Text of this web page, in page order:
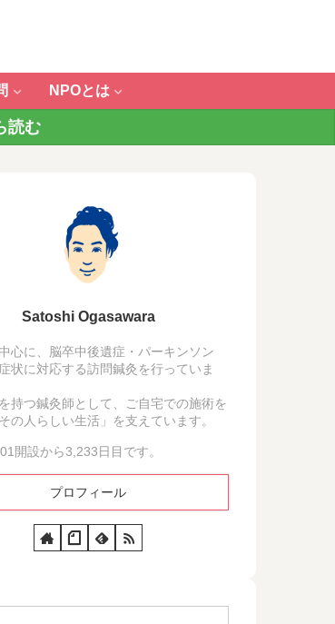
NPOとは
読む
Satoshi Ogasawara
心に、脳卒中後遺症・パーキンソン
状に対応する訪問鍼灸を行っていま
持つ鍼灸師として、ご自宅での施術を
の人らしい生活」を支えています。
開設から3,233日目です。
プロフィール